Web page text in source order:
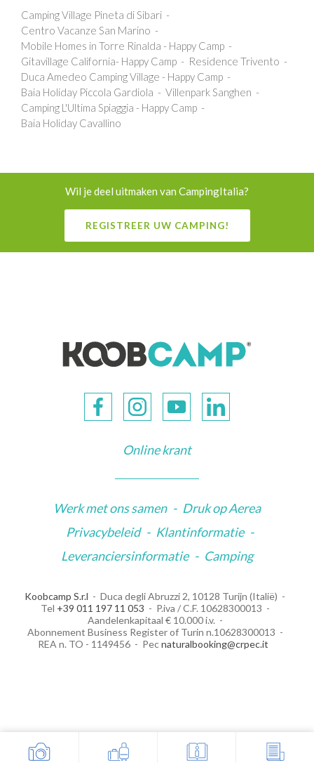
Camping Village Pineta di Sibari
Centro Vacanze San Marino
Mobile Homes in Torre Rinalda - Happy Camp
Gitavillage California- Happy Camp
Residence Trivento
Duca Amedeo Camping Village - Happy Camp
Baia Holiday Piccola Gardiola
Villenpark Sanghen
Camping L'Ultima Spiaggia - Happy Camp
Baia Holiday Cavallino
Wil je deel uitmaken van CampingItalia?
REGISTREER UW CAMPING!
Online krant
Werk met ons samen - Druk op Aerea
Privacybeleid - Klantinformatie -
Leveranciersinformatie - Camping
Koobcamp S.r.l
Duca degli Abruzzi 2, 10128 Turijn (Italië)
Tel +39 011 197 11 053
P.iva / C.F. 10628300013
Aandelenkapitaal € 10.000 i.v.
Abonnement Business Register of Turin n.10628300013
REA n. TO - 1149456
Pecnaturalbooking@crpec.it
Your Privacy Choices